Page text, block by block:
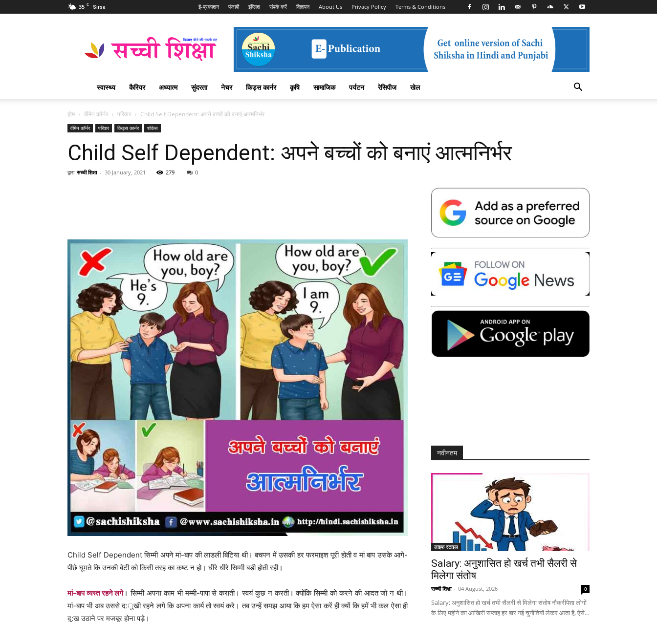
35 C Sirsa ई-प्रकाशन पंजाबी इंग्लिश संपर्क करें विज्ञापन About Us Privacy Policy Terms & Conditions
Shiksha
शिक्षा
पत्रिका
स्वास्थ्य कैरियर अध्यात्म सुंदरता नेचर किड्स कार्नर कृषि सामाजिक पर्यटन रेसिपीज खेल
होम वीमेन कॉर्नर परिवार Child Self Dependent: अपने बच्चों को बनाएं आत्मनिर्भर
वीमेन कॉर्नर परिवार किड्स कार्नर शोकेस
Child Self Dependent: अपने बच्चों को बनाएं आत्मनिर्भर
द्वारा सच्ची शिक्षा - 30 January, 2021 279 0
Telegram Copy URL
Child Self Dependent सिम्मी अपने मां-बाप की लाडली बिटिया थी। बचपन में उसकी हर फरमाइश पूरी होती व मां बाप उसके आगे-
पीछे घूमते कि उनकी बेटी को किसी तरह का कष्ट न हो। धीरे धीरे सिम्मी बड़ी होती रही।
मां-बाप व्यस्त रहने लगे। सिम्मी अपना काम भी मम्मी-पापा से कराती। स्वयं कुछ न करती। क्योंकि सिम्मी को करने की आदत जो न थी।
मां-बाप भी अब उससे द:ुखी रहने लगे कि अपना कार्य तो स्वयं करे। तब उन्हें समझ आया कि हम ऐसा करें ही क्यों कि हमें भी कल ऐसा ही
दु:ख उठाने पर मजबूर होना पड़े।
नवीनतम
लाइफ स्टाइल
Salary: अनुशासित हो खर्च तभी सैलरी से
मिलेगा संतोष
सच्ची शिक्षा - 04 August, 2026 0
Salary: अनुशासित हो खर्च तभी सैलरी से मिलेगा संतोष नौकरीपेशा लोगों
के लिए महीने का आखिरी सप्ताह हर बार नई चुनौतियों लेकर आता है, ऐसे...